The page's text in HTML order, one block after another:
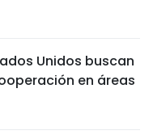
Unidos buscan
en áreas